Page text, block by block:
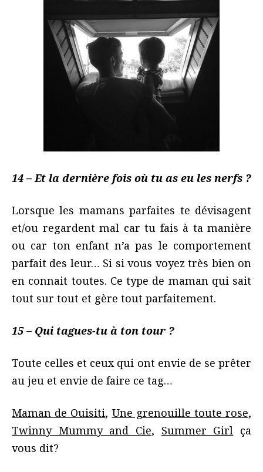
14 – Et la dernière fois où tu as eu les nerfs ?
Lorsque les mamans parfaites te dévisagent
et/ou regardent mal car tu fais à ta manière
ou car ton enfant n’a pas le comportement
parfait des leur… Si si vous voyez très bien on
en connait toutes. Ce type de maman qui sait
tout sur tout et gère tout parfaitement.
15 – Qui tagues-tu à ton tour ?
Toute celles et ceux qui ont envie de se prêter
au jeu et envie de faire ce tag…
Maman de Ouisiti, Une grenouille toute rose,
Twinny Mummy and Cie, Summer Girl ça
vous dit?